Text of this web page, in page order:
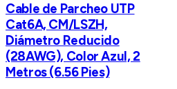
Cable de Parcheo UTP
Cat6A, CM/LSZH,
Diámetro Reducido
(28AWG), Color Azul, 2
Metros (6.56 Pies)